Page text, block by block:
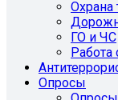
Охрана
ГО и ЧС
Опросы